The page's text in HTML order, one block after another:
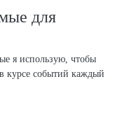
для
я использую, чтобы
курсе событий каждый